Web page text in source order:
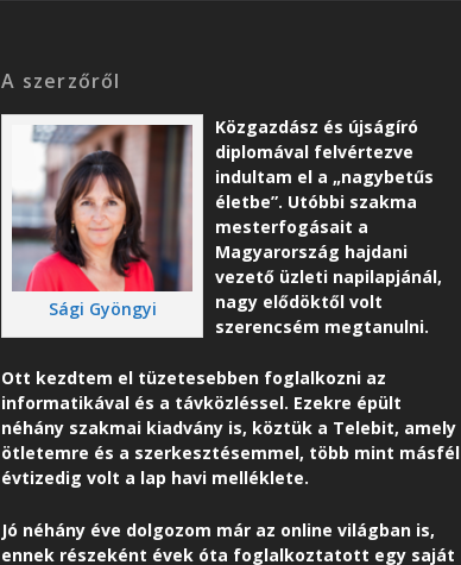
A szerzőről
Sági Gyöngyi
Közgazdász és újságíró
diplomával felvértezve
indultam el a „nagybetűs
életbe”. Utóbbi szakma
mesterfogásait a
Magyarország hajdani
vezető üzleti napilapjánál,
nagy elődöktől volt
szerencsém megtanulni.
Ott kezdtem el tüzetesebben foglalkozni az
informatikával és a távközléssel. Ezekre épült
néhány szakmai kiadvány is, köztük a Telebit, amely
ötletemre és a szerkesztésemmel, több mint másfél
évtizedig volt a lap havi melléklete.
Jó néhány éve dolgozom már az online világban is,
ennek részeként évek óta foglalkoztatott egy saját